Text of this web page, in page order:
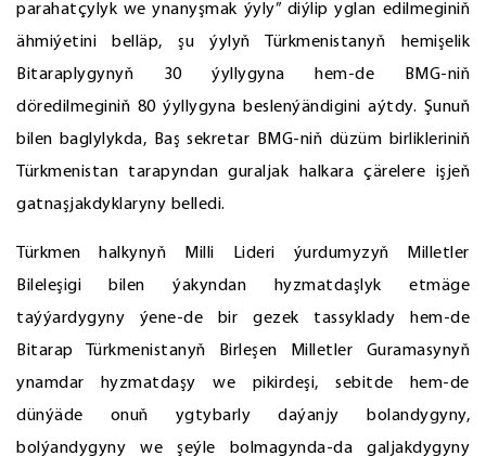
parahatçylyk we ynanyşmak ýyly” diýlip yglan edilmeginiň
ähmiýetini belläp, şu ýylyň Türkmenistanyň hemişelik
Bitaraplygynyň 30 ýyllygyna hem-de BMG-niň
döredilmeginiň 80 ýyllygyna beslenýändigini aýtdy. Şunuň
bilen baglylykda, Baş sekretar BMG-niň düzüm birlikleriniň
Türkmenistan tarapyndan guraljak halkara çärelere işjeň
gatnaşjakdyklaryny belledi.
Türkmen halkynyň Milli Lideri ýurdumyzyň Milletler
Bileleşigi bilen ýakyndan hyzmatdaşlyk etmäge
taýýardygyny ýene-de bir gezek tassyklady hem-de
Bitarap Türkmenistanyň Birleşen Milletler Guramasynyň
ynamdar hyzmatdaşy we pikirdeşi, sebitde hem-de
dünýäde onuň ygtybarly daýanjy bolandygyny,
bolýandygyny we şeýle bolmagynda-da galjakdygyny